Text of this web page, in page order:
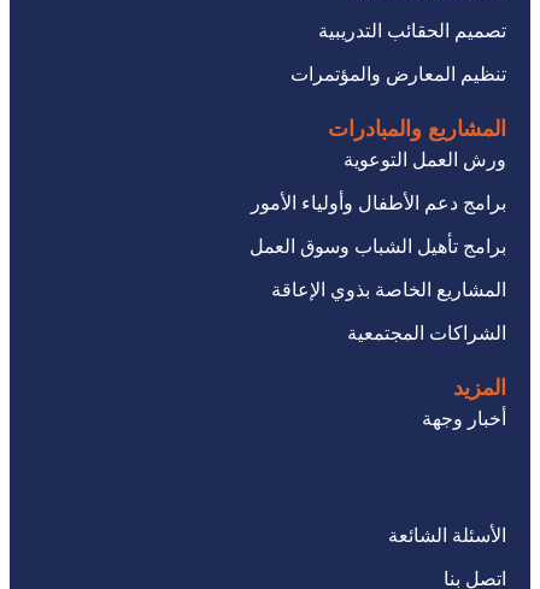
تصميم الحقائب التدريبية
تنظيم المعارض والمؤتمرات
المشاريع والمبادرات
ورش العمل التوعوية
برامج دعم الأطفال وأولياء الأمور
برامج تأهيل الشباب وسوق العمل
المشاريع الخاصة بذوي الإعاقة
الشراكات المجتمعية
المزيد
أخبار وجهة
الأسئلة الشائعة
اتصل بنا